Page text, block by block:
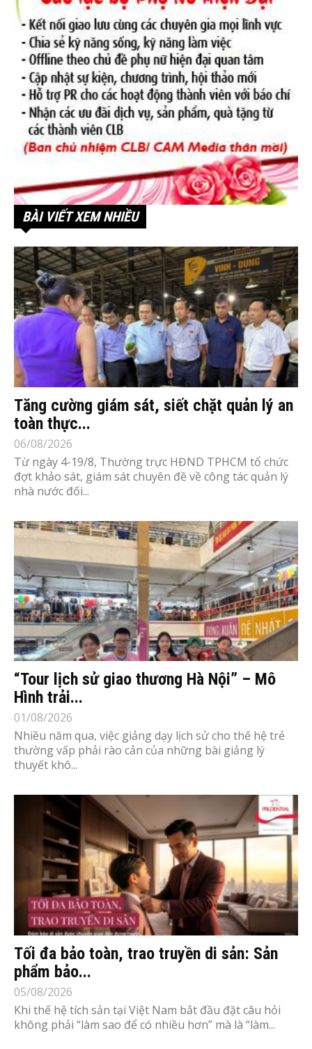
BÀI VIẾT XEM NHIỀU
Tăng cường giám sát, siết chặt quản lý an
toàn thực...
06/08/2026
Từ ngày 4-19/8, Thường trực HĐND TPHCM tổ chức
đợt khảo sát, giám sát chuyên đề về công tác quản lý
nhà nước đối...
“Tour lịch sử giao thương Hà Nội” – Mô
Hình trải...
01/08/2026
Nhiều năm qua, việc giảng dạy lịch sử cho thế hệ trẻ
thường vấp phải rào cản của những bài giảng lý
thuyết khô...
Tối đa bảo toàn, trao truyền di sản: Sản
phẩm bảo...
05/08/2026
Khi thế hệ tích sản tại Việt Nam bắt đầu đặt câu hỏi
không phải “làm sao để có nhiều hơn” mà là “làm...